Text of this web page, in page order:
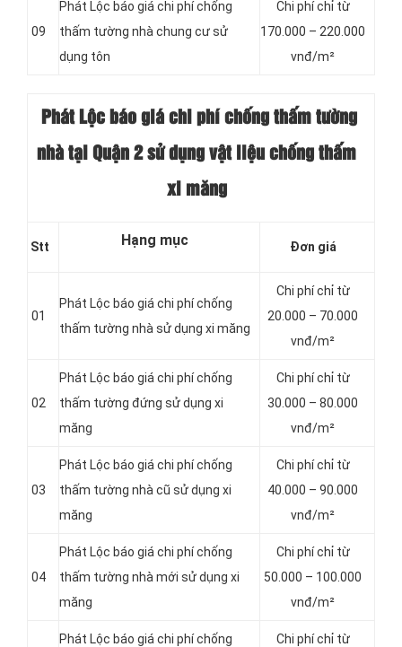
09
Phát Lộc báo giá chi phí chống
thấm tường nhà chung cư sử
dụng tôn
Chi phí chỉ từ
170.000 – 220.000
vnđ/m²
Phát Lộc báo giá chi phí chống thấmtường
nhà tại Quận 2 sử dụng vật liệu chống thấm
xi măng
Stt Hạng mục Đơn giá
01
Phát Lộc báo giá chi phí chống
thấm tường nhà sử dụng xi măng
Chi phí chỉ từ
20.000 – 70.000
vnđ/m²
02
Phát Lộc báo giá chi phí chống
thấm tường đứng sử dụng xi
măng
Chi phí chỉ từ
30.000 – 80.000
vnđ/m²
03
Phát Lộc báo giá chi phí chống
thấm tường nhà cũ sử dụng xi
măng
Chi phí chỉ từ
40.000 – 90.000
vnđ/m²
04
Phát Lộc báo giá chi phí chống
thấm tường nhà mới sử dụng xi
măng
Chi phí chỉ từ
50.000 – 100.000
vnđ/m²
Phát Lộc báo giá chi phí chống
Chi phí chỉ từ